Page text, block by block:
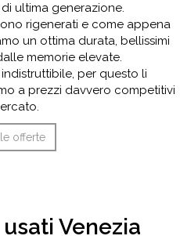
ultima generazione.
rigenerati e come appena
un ottima durata, bellissimi
memorie elevate.
per questo li
a prezzi davvero competitivi
offerte
Venezia